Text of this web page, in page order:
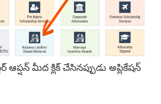
మీద క్లిక్ చేసినప్పుడు అప్లికేషన్